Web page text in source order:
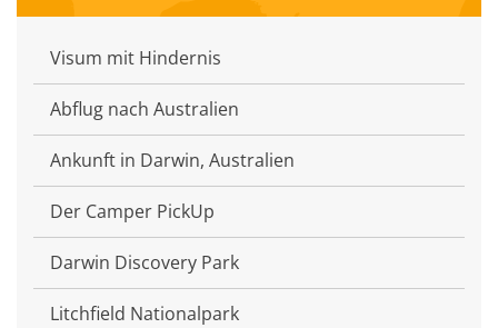
Visum mit Hindernis
Abflug nach Australien
Ankunft in Darwin, Australien
Der Camper PickUp
Darwin Discovery Park
Litchfield Nationalpark